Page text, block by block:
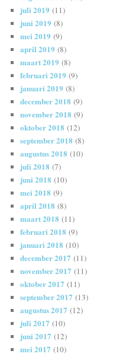
juli 2019 (11)
juni 2019 (8)
mei 2019 (9)
april 2019 (8)
maart 2019 (8)
februari 2019 (9)
januari 2019 (8)
december 2018 (9)
november 2018 (9)
oktober 2018 (12)
september 2018 (8)
augustus 2018 (10)
juli 2018 (7)
juni 2018 (10)
mei 2018 (9)
april 2018 (8)
maart 2018 (11)
februari 2018 (9)
januari 2018 (10)
december 2017 (11)
november 2017 (11)
oktober 2017 (11)
september 2017 (13)
augustus 2017 (12)
juli 2017 (10)
juni 2017 (12)
mei 2017 (10)